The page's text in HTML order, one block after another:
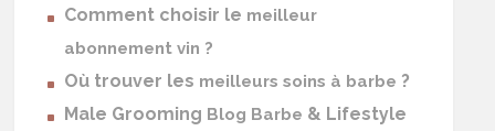
Comment choisir le meilleur
abonnement vin ?
Où trouver les meilleurs soins à barbe ?
Male Grooming Blog Barbe & Lifestyle